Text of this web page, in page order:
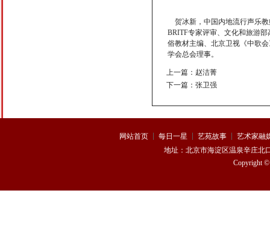
张鹏祥 龙梅子
贺冰新，中国内地流行声乐教
BRITF专家评审、文化和旅游
俗教材主编、北京卫视《中歌
学会总会理事。
上一篇： 赵洁菁
下一篇： 张卫强
网站首页 每日一星 艺苑故事
艺术家融
地址： 北京市海淀区温泉辛庄北
Copyright